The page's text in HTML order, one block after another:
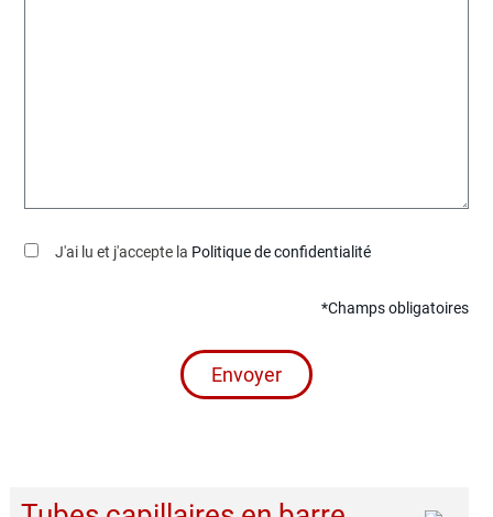
J'ai lu et j'accepte la Politique de confidentialité
*Champs obligatoires
Envoyer